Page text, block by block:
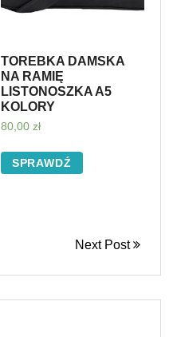
TOREBKA DAMSKA
NA RAMIĘ
LISTONOSZKA A5
KOLORY
80,00 zł
SPRAWDŹ
Next Post